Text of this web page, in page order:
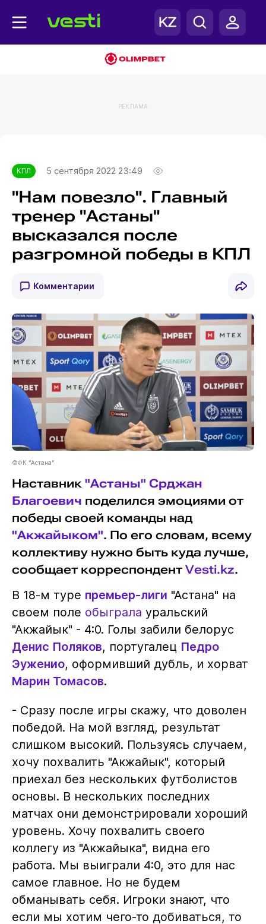
РЕКЛАМА
КПЛ 5 сентября 2022 23:49
"Нам повезло". Главный
тренер "Астаны"
высказался после
разгромной победы в КПЛ
Комментарии
©ФК "Астана"
Наставник "Астаны" Срджан
Благоевич поделился эмоциями от
победы своей команды над
"Акжайыком". По его словам, всему
коллективу нужно быть куда лучше,
сообщает корреспондент Vesti.kz.
В 18-м туре премьер-лиги "Астана" на
своем поле обыграла уральский
"Акжайык" - 4:0. Голы забили белорус
Денис Поляков, португалец Педро
Эуженио, оформивший дубль, и хорват
Марин Томасов.
- Сразу после игры скажу, что доволен
победой. На мой взгляд, результат
слишком высокий. Пользуясь случаем,
хочу похвалить "Акжайык", который
приехал без нескольких футболистов
основы. В нескольких последних
матчах они демонстрировали хороший
уровень. Хочу похвалить своего
коллегу из "Акжайыка", видна его
работа. Мы выиграли 4:0, это для нас
самое главное. Но не будем
обманывать себя. Игроки знают, что
если мы хотим чего-то добиваться, то